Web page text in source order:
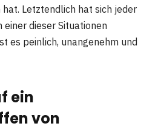
hat. Letztendlich hat sich jeder
einer dieser Situationen
es peinlich, unangenehm und
ein
von